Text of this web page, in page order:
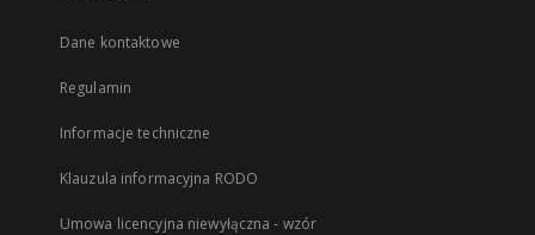
Dane kontaktowe
Regulamin
Informacje techniczne
Klauzula informacyjna RODO
Umowa licencyjna niewyłączna - wzór